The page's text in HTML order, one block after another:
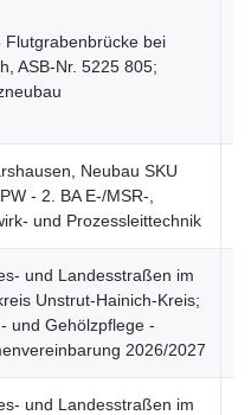
Flutgrabenbrücke bei
ASB-Nr. 5225 805;
Neubau SKU
- 2. BA E-/MSR-,
und Prozessleittechnik
und Landesstraßen im
Unstrut-Hainich-Kreis;
und Gehölzpflege -
2026/2027
und Landesstraßen im